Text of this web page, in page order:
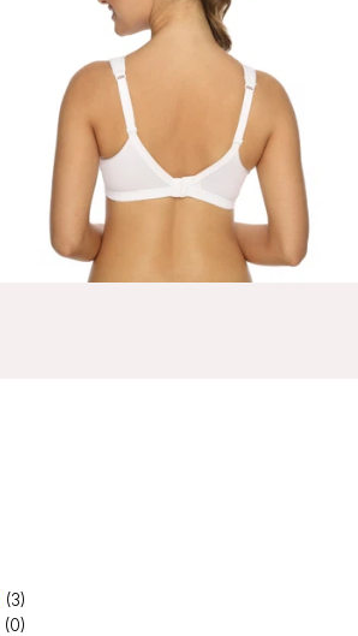
(3)
(0)